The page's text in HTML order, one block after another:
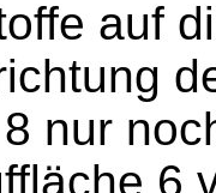
auf
nur
6